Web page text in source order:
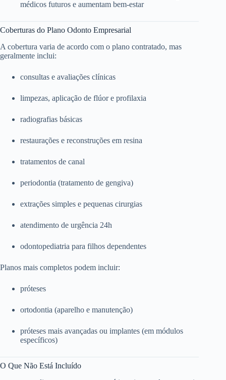
médicos futuros e aumentam bem-estar
Coberturas do Plano Odonto Empresarial
A cobertura varia de acordo com o plano contratado, mas
geralmente inclui:
consultas e avaliações clínicas
limpezas, aplicação de flúor e profilaxia
radiografias básicas
restaurações e reconstruções em resina
tratamentos de canal
periodontia (tratamento de gengiva)
extrações simples e pequenas cirurgias
atendimento de urgência 24h
odontopediatria para filhos dependentes
Planos mais completos podem incluir:
próteses
ortodontia (aparelho e manutenção)
próteses mais avançadas ou implantes (em módulos
específicos)
O Que Não Está Incluído